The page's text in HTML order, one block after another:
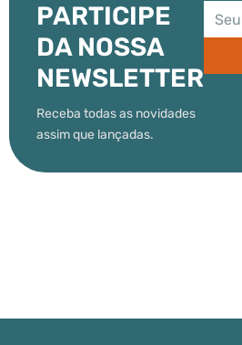
PARTICIPE
DA NOSSA
NEWSLETTER
Receba todas as novidades
assim que lançadas.